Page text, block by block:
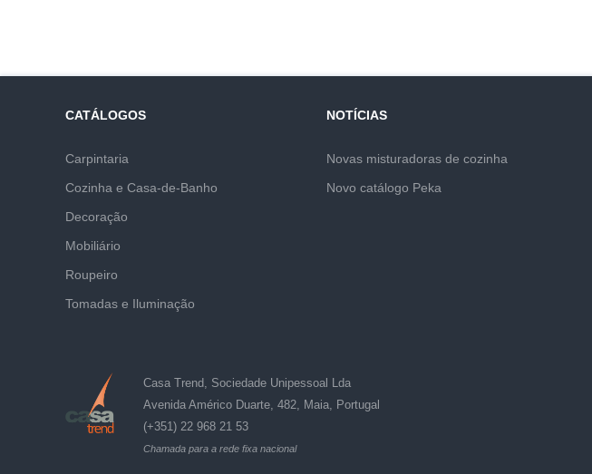
CATÁLOGOS
Carpintaria
Cozinha e Casa-de-Banho
Decoração
Mobiliário
Roupeiro
Tomadas e Iluminação
NOTÍCIAS
Novas misturadoras de cozinha
Novo catálogo Peka
Casa Trend, Sociedade Unipessoal Lda
Avenida Américo Duarte, 482, Maia, Portugal
(+351) 22 968 21 53
Chamada para a rede fixa nacional